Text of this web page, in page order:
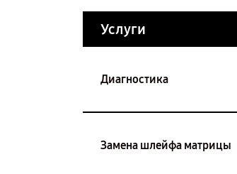
Услуги
Диагностика
Замена шлейфа матрицы